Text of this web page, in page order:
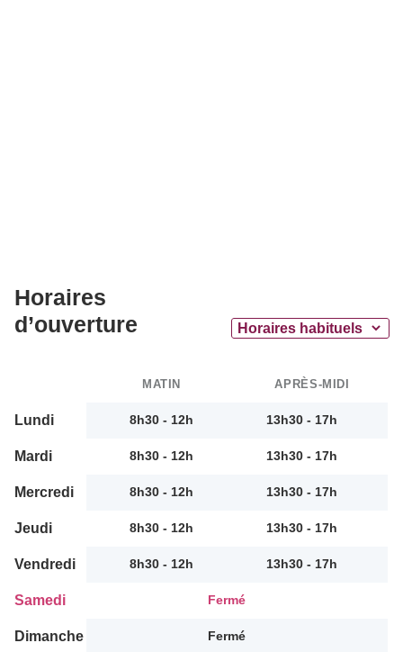
Horaires
d’ouverture
MATIN APRÈS-MIDI
Lundi 8h30 - 12h 13h30 - 17h
Mardi 8h30 - 12h 13h30 - 17h
Mercredi 8h30 - 12h 13h30 - 17h
Jeudi 8h30 - 12h 13h30 - 17h
Vendredi 8h30 - 12h 13h30 - 17h
Samedi Fermé
Dimanche Fermé